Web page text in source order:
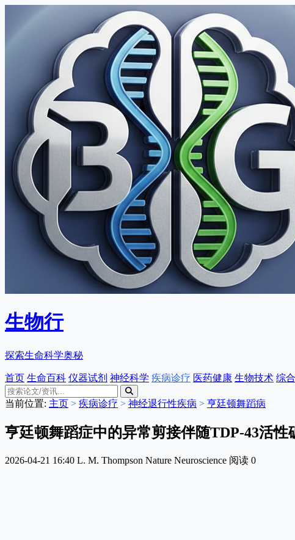
生物行
探索生命科学奥秘
首页 生命百科 仪器试剂 神经科学 疾病诊疗 医药健康 生物技术 综
当前位置: 主页 > 疾病诊疗 > 神经退行性疾病 > 亨廷顿舞蹈病
亨廷顿舞蹈症中的异常剪接伴随TDP-43活性
2026-04-21 16:40 L. M. Thompson Nature Neuroscience 阅读 0